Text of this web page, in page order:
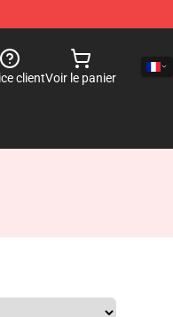
clientVoir le panier